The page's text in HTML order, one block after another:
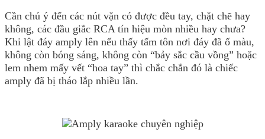
Cần chú ý đến các nút vặn có được đều tay, chặt chẽ hay
không, các đầu giắc RCA tín hiệu mòn nhiều hay chưa?
Khi lật đáy amply lên nếu thấy tấm tôn nơi đáy đã ố màu,
không còn bóng sáng, không còn “bảy sắc cầu vồng” hoặc
lem nhem mấy vết “hoa tay” thì chắc chắn đó là chiếc
amply đã bị tháo lắp nhiều lần.